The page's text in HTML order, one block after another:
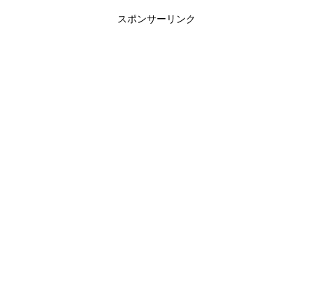
スポンサーリンク